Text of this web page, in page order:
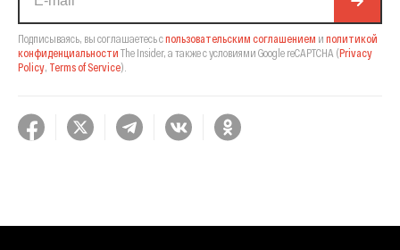
Подписываясь, вы соглашаетесь спользовательским соглашением и политикой
конфиденциальности The Insider, а также с условиями Google reCAPTCHA (Privacy
Policy, Terms of Service).